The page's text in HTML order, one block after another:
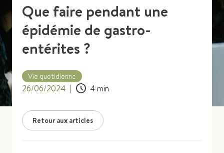
Que faire pendant une
épidémie de gastro-
entérites ?
Vie quotidienne
26/06/2024 | 4min
Retour aux articles